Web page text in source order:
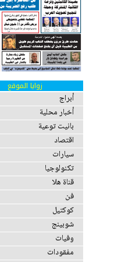
زوايا الموقع
أبراج
أخبار محلية
بانيت توعية
اقتصاد
سيارات
تكنولوجيا
قناة هلا
فن
كوكتيل
شوبينج
وفيات
مفقودات